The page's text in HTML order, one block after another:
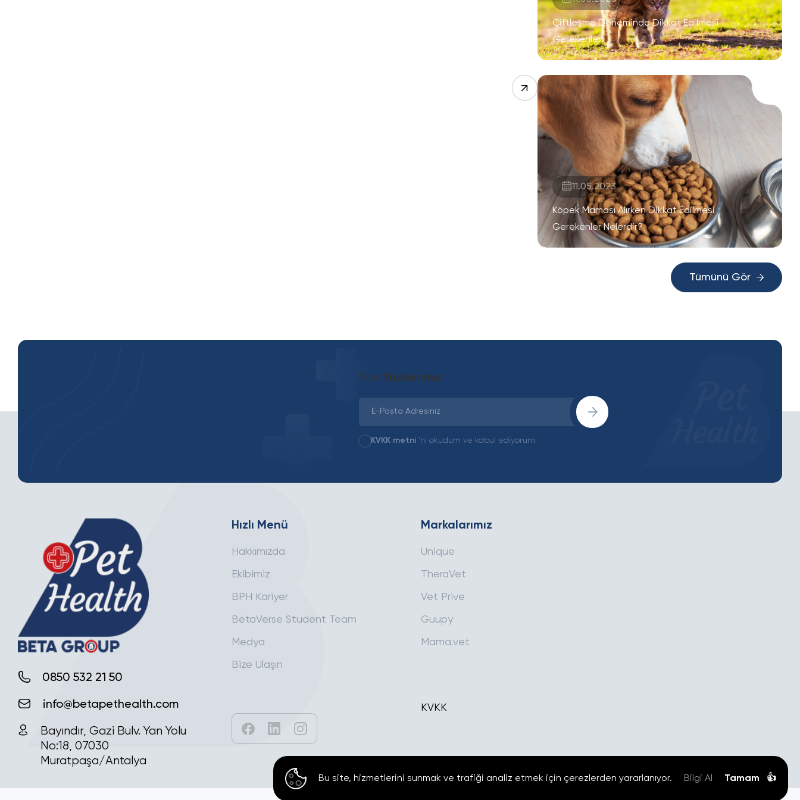
Çiftleşme Döneminde Dikkat Edilmesi
Gerekenler
11.05.2023
Köpek Maması Alırken Dikkat Edilmesi
Gerekenler Nelerdir?
Tümünü Gör
Son Yazılarımız
KVKK metni 'ni okudum ve kabul ediyorum.
0850 532 21 50
info@betapethealth.com
Bayındır, Gazi Bulv. Yan Yolu
No:18, 07030
Muratpaşa/Antalya
Hızlı Menü
Hakkımızda
Ekibimiz
BPH Kariyer
BetaVerse Student Team
Medya
Bize Ulaşın
Markalarımız
Unique
TheraVet
Vet Prive
Guupy
Mama.vet
KVKK
Bu site, hizmetlerini sunmak ve trafiği analiz etmek için çerezlerden yararlanıyor. Bilgi Al Tamam 👍